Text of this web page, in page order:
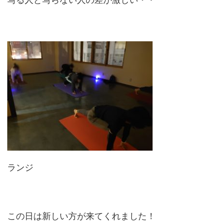
ランジ
この日は新しい方が来てくれました！